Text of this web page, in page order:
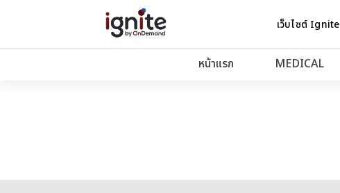
เว็บไซต์ Ignite
หน้าแรก MEDICAL